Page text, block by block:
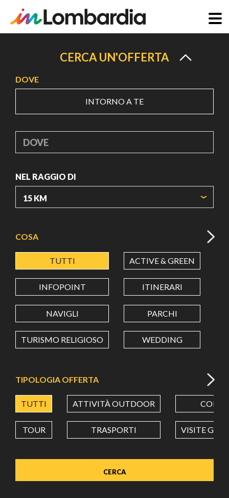
principale
CERCA UN'OFFERTA
DOVE
INTORNO A TE
DOVE
NEL RAGGIO DI
LATITUDINE
LONGITUDINE
Value in decimal degrees. Use dot (.) as decimal separator.
COSA
TUTTI ACTIVE & GREEN
INFOPOINT ITINERARI
NAVIGLI PARCHI
TURISMO RELIGIOSO WEDDING
TIPOLOGIA OFFERTA
TUTTI ATTIVITÀ OUTDOOR CORSI
TOUR TRASPORTI VISITE